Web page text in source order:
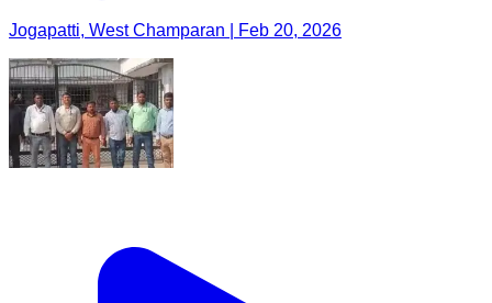
Jogapatti, West Champaran | Feb 20, 2026